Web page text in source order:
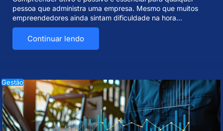
pessoa que administra uma empresa. Mesmo que muitos
empreendedores ainda sintam dificuldade na hora…
Continuar lendo
Gestão